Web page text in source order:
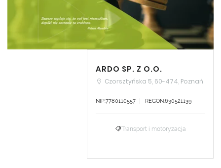
ARDO SP. Z O.O.
Czorsztyńska 5, 60-474, Poznań
NIP:7780110557 REGON:630521139
Transport i motoryzacja